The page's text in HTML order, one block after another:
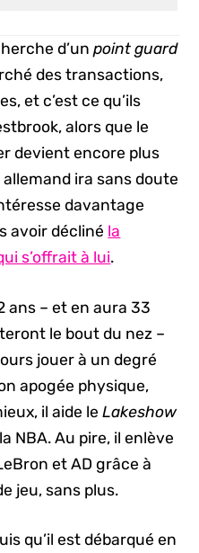
d’unpoint guard
des transactions,
et c’est ce qu’ils
alors que le
devient encore plus
ira sans doute
davantage
avoir décliné la
s’offrait à lui.
ans – et en aura 33
le bout du nez –
jouer à un degré
apogée physique,
il aide leLakeshow
NBA. Au pire, il enlève
et AD grâce à
jeu, sans plus.
qu’il est débarqué en